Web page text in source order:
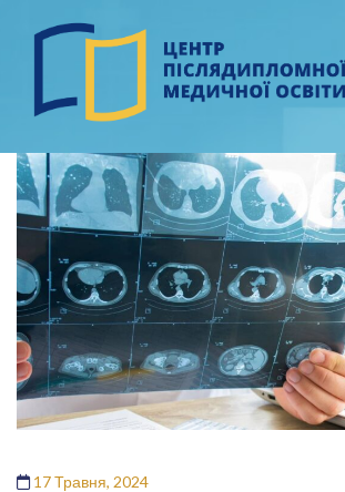
17 Травня, 2024